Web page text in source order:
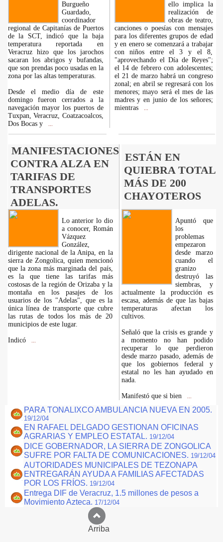
Burgueño
Guardado,
coordinador
regional de Capitanías de Puertos
de la SCT, indicó que la baja
temperatura reportada en
Veracruz hizo que los jarochos
sacaran los abrigos y bufandas,
que son prendas poco usadas en la
zona por las altas temperaturas.
Desde el medio día de este
domingo fueron cerrados a la
navegación mayor los puertos de
Tuxpan, Veracruz, Coatzacoalcos,
Dos Bocas y
ello implica la
realización de
obras de teatro,
canciones o poesías con mensajes
para los diferentes grupos de edad
y en enero se comenzará a trabajar
con niños entre el 3 y el 8,
"aprovechando el Día de Reyes";
el 14 de febrero con adolescentes;
el 21 de marzo habrá un congreso
zonal; en abril se regresará con los
menores; mayo será el mes de las
madres y en junio de los señores;
mientras
MANIFESTACIONES
CONTRA ALZA EN
TARIFAS DE
TRANSPORTES
ADELAS.
ESTÁN EN
QUIEBRA TOTAL
MÁS DE 200
CHAYOTEROS
Lo anterior lo dio
a conocer, Román
Vázquez
González,
dirigente nacional de la Anipa, en la
sierra de Zongolica, quien mencionó
que la zona más marginada del país,
es la que tiene las tarifas más
costosas de la región de Orizaba y la
montaña en los pasajes de los
usuarios de los "Adelas", que es la
única línea de transporte que cubre
las rutas de todos los más de 20
municipios de este lugar.
Indicó
Apuntó que
los
problemas
empezaron
desde marzo
cuando el
granizo
destruyó las
siembras, y
actualmente la producción es
escasa, además de que las bajas
temperaturas afectan los
cultivos.
Señaló que la crisis es grande y
a momento no han podido
recuperar lo que perdieron
desde marzo pasado, además de
que los gobiernos federal y
estatal no les han ayudado en
nada.
Manifestó que si bien
PARA TONALIXCO AMBULANCIA NUEVA EN 2005.
19/12/04
EN RAFAEL DELGADO GESTIONAN OFICINAS
AGRARIAS Y EMPLEO ESTATAL. 19/12/04
DICE GOBERNADOR, LA SIERRA DE ZONGOLICA
SUFRE POR FALTA DE COMUNICACIONES. 19/12/04
AUTORIDADES MUNICIPALES DE TEZONAPA
ENTREGARÁN AYUDA A FAMILIAS AFECTADAS
POR LOS FRÍOS. 19/12/04
Entrega DIF de Veracruz, 1.5 millones de pesos a
Movimiento Azteca. 17/12/04
Arriba